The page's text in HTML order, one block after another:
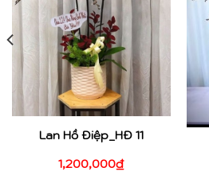
Lan Hồ Điệp_HĐ 11
1,200,000₫